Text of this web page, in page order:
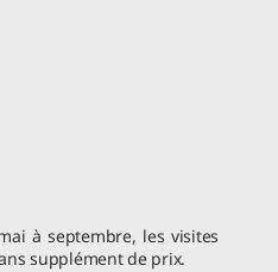
à septembre, les visites
supplément de prix.